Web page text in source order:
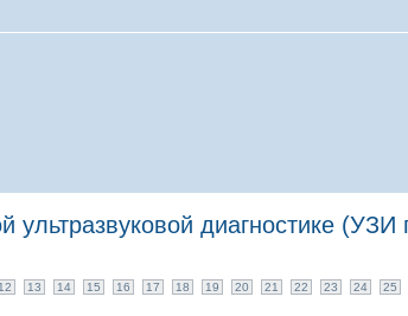
диагностике (УЗИ
13 14 15 16 17 18 19 20 21 22 23 24 25